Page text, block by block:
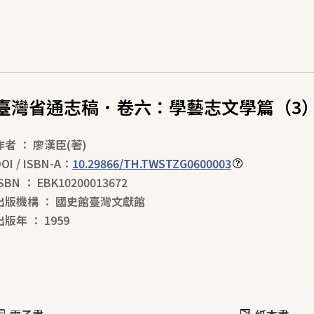
灣省通志稿．卷六：學藝志文學篇（3
者 ： 廖漢臣(著)
/ ISBN-A： 10.29866/TH.TWSTZG0600003
： EBK10200013672
版機構 ： 國史館臺灣文獻館
版年 ： 1959